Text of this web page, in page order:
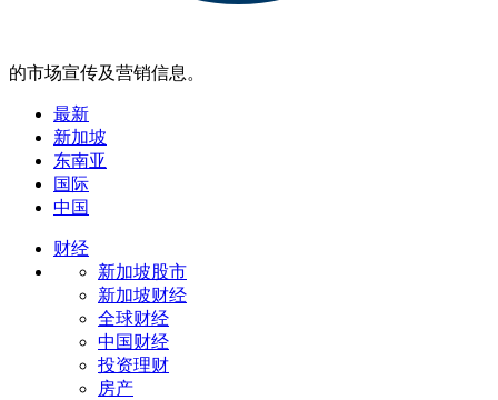
的市场宣传及营销信息。
最新
新加坡
东南亚
国际
中国
财经
新加坡股市
新加坡财经
全球财经
中国财经
投资理财
房产